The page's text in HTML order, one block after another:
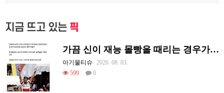
지금 뜨고 있는 픽
가끔 신이 재능 몰빵을 때리는 경우가 있음
아기물티슈
2026. 08. 03.
599
0